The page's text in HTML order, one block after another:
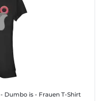
Dumbo is - Frauen T-Shirt